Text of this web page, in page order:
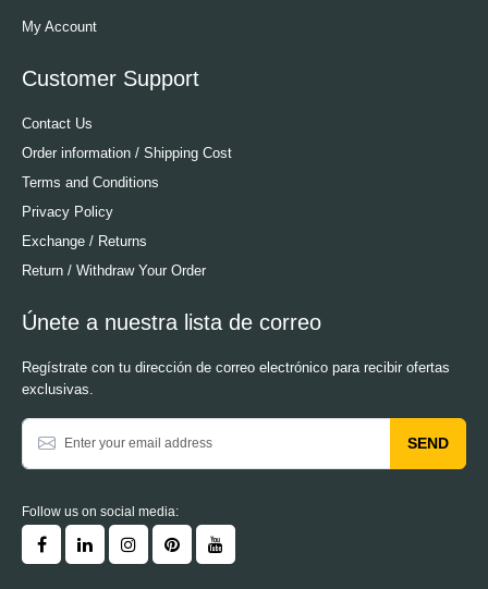
My Account
Customer Support
Contact Us
Order information / Shipping Cost
Terms and Conditions
Privacy Policy
Exchange / Returns
Return / Withdraw Your Order
Únete a nuestra lista de correo
Regístrate con tu dirección de correo electrónico para recibir ofertas
exclusivas.
SEND
Follow us on social media: